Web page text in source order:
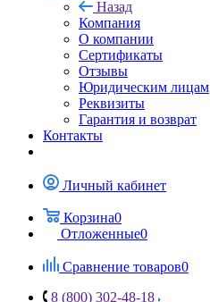
Назад
Компания
О компании
Сертификаты
Отзывы
Юридическим лицам
Реквизиты
Гарантия и возврат
Контакты
Личный кабинет
Корзина0
Отложенные0
Сравнение товаров0
8 (800) 302-48-18